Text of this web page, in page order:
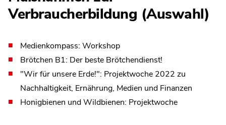
Verbraucherbildung (Auswahl)
Medienkompass: Workshop
Brötchen B1: Der beste Brötchendienst!
"Wir für unsere Erde!": Projektwoche 2022 zu
Nachhaltigkeit, Ernährung, Medien und Finanzen
Honigbienen und Wildbienen: Projektwoche